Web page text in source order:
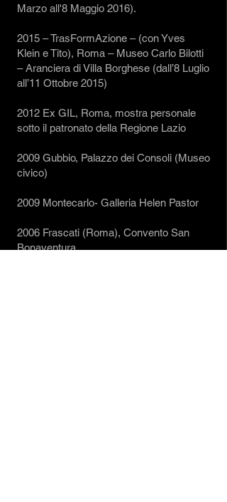
Marzo all'8 Maggio 2016).
2015 – TrasFormAzione – (con Yves
Klein e Tito), Roma – Museo Carlo Bilotti
– Aranciera di Villa Borghese (dall’8 Luglio
all’11 Ottobre 2015)
2012 Ex GIL, Roma, mostra personale
sotto il patronato della Regione Lazio
2009 Gubbio, Palazzo dei Consoli (Museo
civico)
2009 Montecarlo- Galleria Helen Pastor
2006 Frascati (Roma), Convento San
Bonaventura